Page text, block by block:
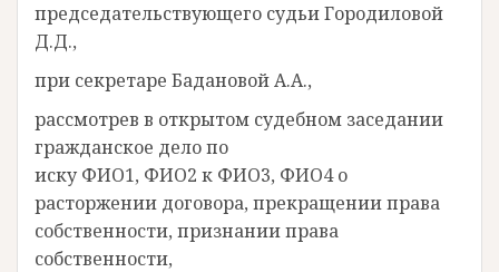
председательствующего судьи Городиловой
Д.Д.,
при секретаре Бадановой А.А.,
рассмотрев в открытом судебном заседании
гражданское дело по
иску ФИО1, ФИО2 к ФИО3, ФИО4 о
расторжении договора, прекращении права
собственности, признании права
собственности,